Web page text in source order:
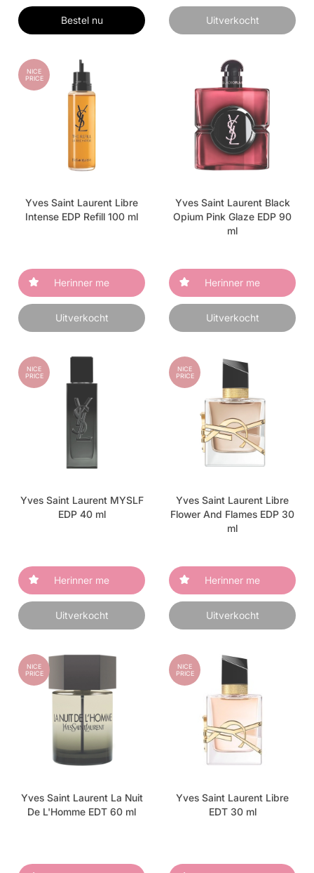
Bestel nu Uitverkocht
NICE
PRICE
Yves Saint Laurent Libre
Intense EDP Refill 100 ml
Herinner me
Uitverkocht
Yves Saint Laurent Black
Opium Pink Glaze EDP 90
ml
Herinner me
Uitverkocht
NICE
PRICE
Yves Saint Laurent MYSLF
EDP 40 ml
Herinner me
Uitverkocht
NICE
PRICE
Yves Saint Laurent Libre
Flower And Flames EDP 30
ml
Herinner me
Uitverkocht
NICE
PRICE
Yves Saint Laurent La Nuit
De L'Homme EDT 60 ml
NICE
PRICE
Yves Saint Laurent Libre
EDT 30 ml